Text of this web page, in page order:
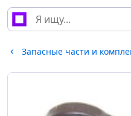
Запасные части и